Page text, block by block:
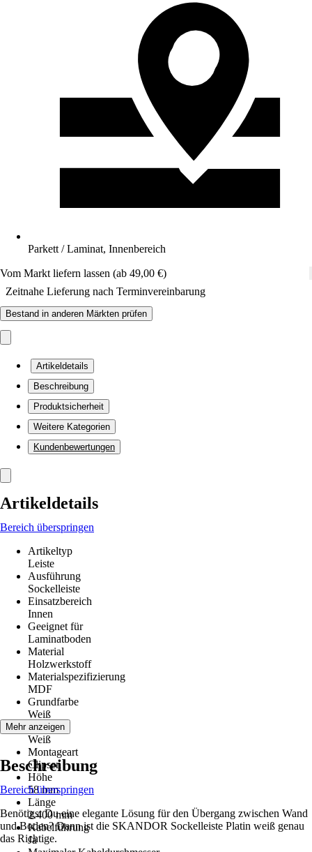
Parkett / Laminat, Innenbereich
Vom Markt liefern lassen (ab 49,00 €)
Zeitnahe Lieferung nach Terminvereinbarung
Bestand in anderen Märkten prüfen
Artikeldetails
Beschreibung
Produktsicherheit
Weitere Kategorien
Kundenbewertungen
Artikeldetails
Bereich überspringen
Artikeltyp
Leiste
Ausführung
Sockelleiste
Einsatzbereich
Innen
Geeignet für
Laminatboden
Material
Holzwerkstoff
Materialspezifizierung
MDF
Grundfarbe
Weiß
Farbton
Weiß
Montageart
Clipsen
Höhe
58 mm
Länge
2.400 mm
Kabelführung
Ja
Mehr anzeigen
Beschreibung
Bereich überspringen
Benötigst Du eine elegante Lösung für den Übergang zwischen Wand
und Boden? Dann ist die SKANDOR Sockelleiste Platin weiß genau
das Richtige.